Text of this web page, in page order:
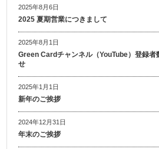
2025年8月6日
2025 夏期営業につきまして
2025年8月1日
Green Cardチャンネル（YouTube）登録者
せ
2025年1月1日
新年のご挨拶
2024年12月31日
年末のご挨拶